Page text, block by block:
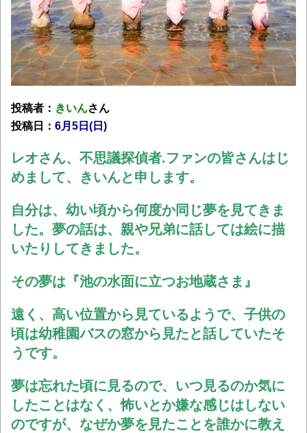
投稿者： きいんさん
投稿日： 6月5日(日 )
レオさん、不思議探偵者.ファンの皆さんはじ
めまして、きいんと申します。
自分は、幼い頃から何度か同じ夢を見てきま
した。 夢の話は、親や兄弟に話しては絵に描
いたりしてきました。
その夢は『池の水面に立つお地蔵さま』
遠く、高い位置から見ているようで、子供の
頃は幼稚園バスの窓から見たと話していたそ
うです。
夢は忘れた頃に見るので、いつ見るのか気に
したことはなく、怖いとか嫌な感じはしない
のですが、なぜか夢を見たことを誰かに教え